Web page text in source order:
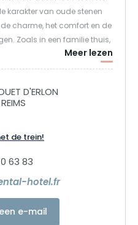
karakter van oude stenen
charme, het comfort en de
Zoals in een familie thuis,
In het Continental
verwelkomen van gasten
de promenades van Reims.
en verandert dan in een
gerechten evolueren met de
producten aan te bieden,
van de smaken
Meer lezen
D'ERLON
de trein!
63 83
hotel.fr
e-mail